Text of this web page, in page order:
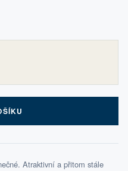
Atraktivní a přitom stále